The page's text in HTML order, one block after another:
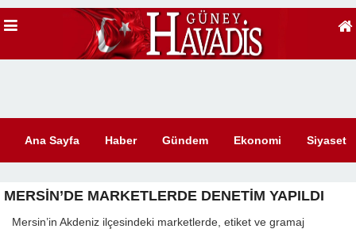
Ana Sayfa Haber Gündem Ekonomi Siyaset
MERSİN’DE MARKETLERDE DENETİM YAPILDI
Mersin’in Akdeniz ilçesindeki marketlerde, etiket ve gramaj